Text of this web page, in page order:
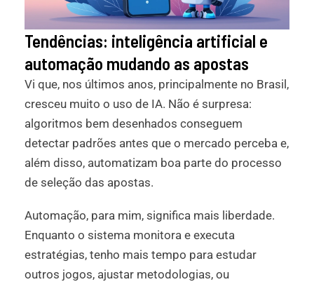
Tendências: inteligência artificial e
automação mudando as apostas
Vi que, nos últimos anos, principalmente no Brasil,
cresceu muito o uso de IA. Não é surpresa:
algoritmos bem desenhados conseguem
detectar padrões antes que o mercado perceba e,
além disso, automatizam boa parte do processo
de seleção das apostas.
Automação, para mim, significa mais liberdade.
Enquanto o sistema monitora e executa
estratégias, tenho mais tempo para estudar
outros jogos, ajustar metodologias, ou